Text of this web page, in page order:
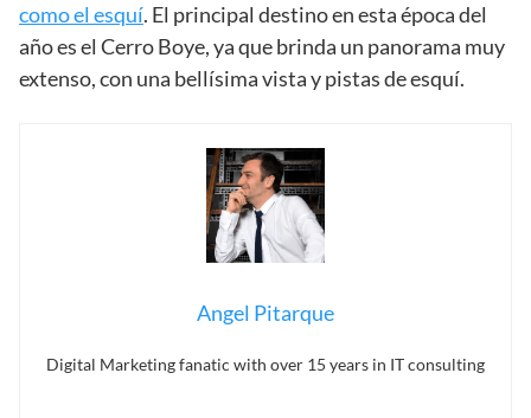
como el esquí. El principal destino en esta época del
año es el Cerro Boye, ya que brinda un panorama muy
extenso, con una bellísima vista y pistas de esquí.
Angel Pitarque
Digital Marketing fanatic with over 15 years in IT consulting